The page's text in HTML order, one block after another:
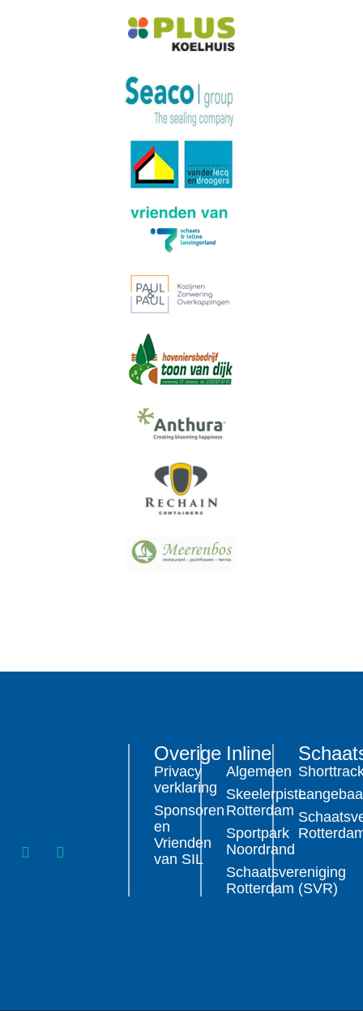
Inline
Algemeen
Skeelerpiste
Rotterdam
Sportpark
Noordrand
Schaatsvereniging
Rotterdam (SVR)
Overige
Privacy
verklaring
Sponsoren
en
Vrienden
van SIL